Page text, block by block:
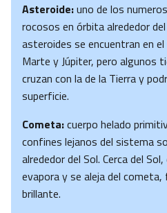
Asteroide:uno de los
rocosos en órbita alrededor
asteroides se encuentran en
Marte y Júpiter, pero algunos
cruzan con la de la Tierra y
superficie.
Cometa:cuerpo helado
confines lejanos del sistema
alrededor del Sol. Cerca del
evapora y se aleja del
brillante.